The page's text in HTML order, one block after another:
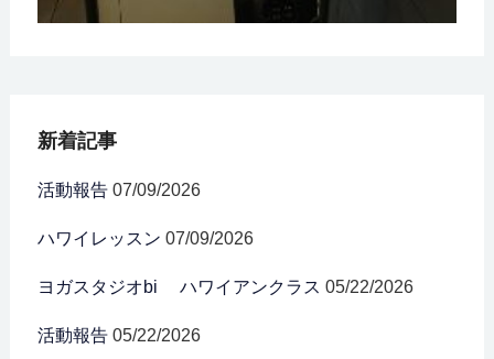
新着記事
活動報告 07/09/2026
ハワイレッスン 07/09/2026
ヨガスタジオbi ハワイアンクラス 05/22/2026
活動報告 05/22/2026